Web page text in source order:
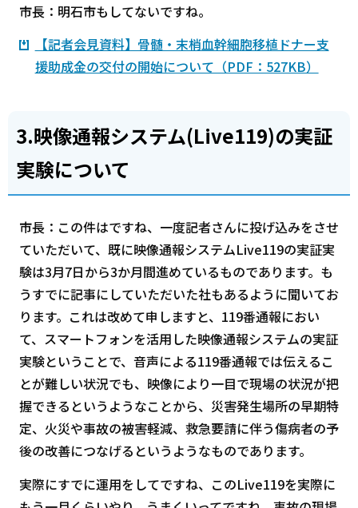
市長：明石市もしてないですね。
【記者会見資料】骨髄・末梢血幹細胞移植ドナー支
援助成金の交付の開始について（PDF：527KB）
3.映像通報システム(Live119)の実証
実験について
市長：この件はですね、一度記者さんに投げ込みをさせ
ていただいて、既に映像通報システムLive119の実証実
験は3月7日から3か月間進めているものであります。も
うすでに記事にしていただいた社もあるように聞いてお
ります。これは改めて申しますと、119番通報におい
て、スマートフォンを活用した映像通報システムの実証
実験ということで、音声による119番通報では伝えるこ
とが難しい状況でも、映像により一目で現場の状況が把
握できるというようなことから、災害発生場所の早期特
定、火災や事故の被害軽減、救急要請に伴う傷病者の予
後の改善につなげるというようなものであります。
実際にすでに運用をしてですね、このLive119を実際に